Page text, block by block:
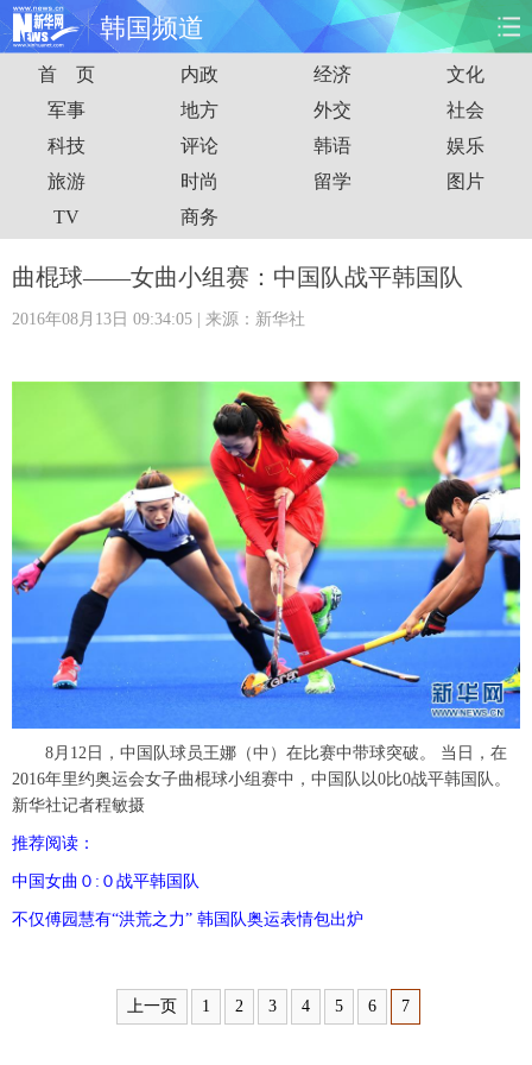
韩国频道
首页 时政 国际 财经
娱乐 体育 人事 教育
时尚 思客
港澳 台湾 华人 汽车
科技 能源
彩票 食品
健康 信息化 数据
公益 军事 无人机
富媒体 摄影 新华广播
新华电视中文 新华电视英文 返回PC
首 页 内政 经济
文化
军事
地方 外交
社会
科技
评论 韩语
娱乐
旅游
时尚 留学
图片
TV
商务
曲棍球——女曲小组赛：中国队战平韩国队
2016年08月13日 09:34:05 | 来源：新华社
8月12日，中国队球员王娜（中）在比赛中带球突破。 当日，在
2016年里约奥运会女子曲棍球小组赛中，中国队以0比0战平韩国队。
新华社记者程敏摄
推荐阅读：
中国女曲０:０战平韩国队
不仅傅园慧有“洪荒之力” 韩国队奥运表情包出炉
上一页 1 2 3 4 5 6 7